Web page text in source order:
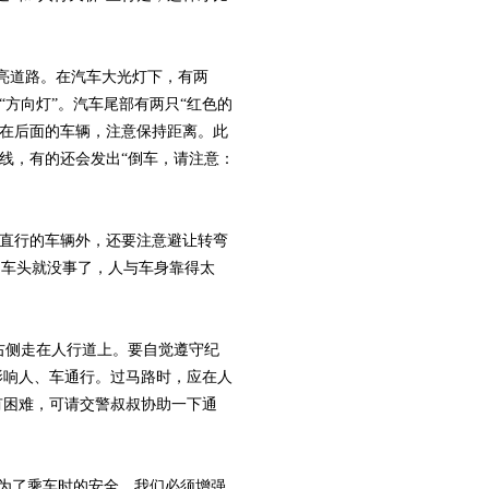
道路。在汽车大光灯下，有两
向灯”。汽车尾部有两只“红色的
后面的车辆，注意保持距离。此
，有的还会发出“倒车，请注意：
行的车辆外，还要注意避让转弯
头就没事了，人与车身靠得太
走在人行道上。要自觉遵守纪
人、车通行。过马路时，应在人
难，可请交警叔叔协助一下通